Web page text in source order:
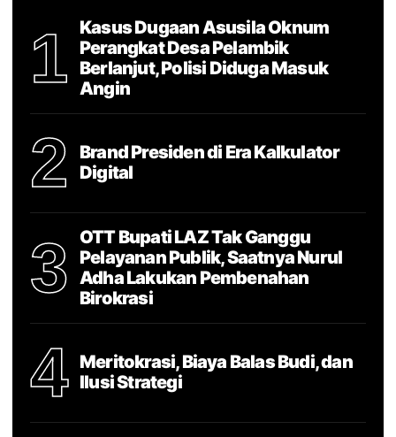
1
Kasus Dugaan Asusila Oknum
Perangkat Desa Pelambik
Berlanjut, Polisi Diduga Masuk
Angin
2
Brand Presiden di Era Kalkulator
Digital
3
OTT Bupati LAZ Tak Ganggu
Pelayanan Publik, Saatnya Nurul
Adha Lakukan Pembenahan
Birokrasi
4
Meritokrasi, Biaya Balas Budi, dan
Ilusi Strategi